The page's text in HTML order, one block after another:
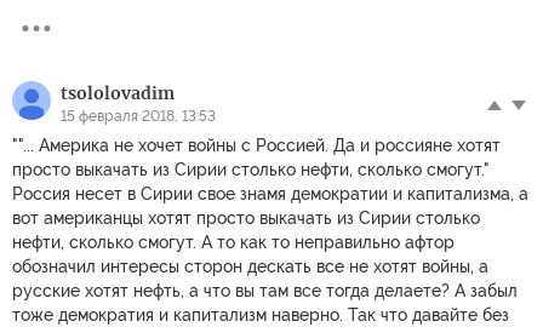
tsololovadim
15 февраля 2018, 13:53
""... Америка не хочет войны с Россией. Да и россияне хотят
просто выкачать из Сирии столько нефти, сколько смогут."
Россия несет в Сирии свое знамя демократии и капитализма, а
вот американцы хотят просто выкачать из Сирии столько
нефти, сколько смогут. А то как то неправильно афтор
обозначил интересы сторон дескать все не хотят войны, а
русские хотят нефть, а что вы там все тогда делаете? А забыл
тоже демократия и капитализм наверно. Так что давайте без